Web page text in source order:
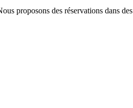
proposons des réservations dans